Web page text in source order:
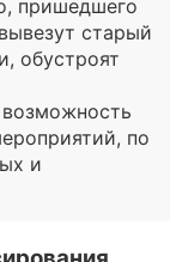
пришедшего
старый
обустроят
по
и